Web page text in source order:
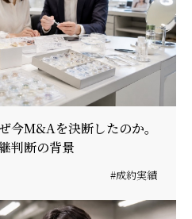
今M&Aを決断したのか。
判断の背景
#成約実績